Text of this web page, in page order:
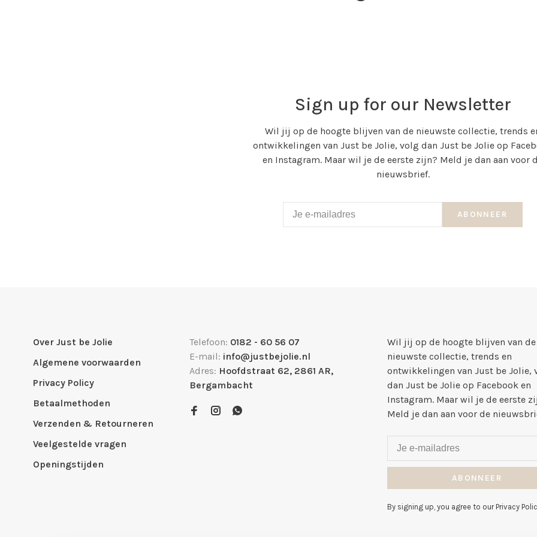
Sign up for our Newsletter
Wil jij op de hoogte blijven van de nieuwste collectie, trends
ontwikkelingen van Just be Jolie, volg dan Just be Jolie op
en Instagram. Maar wil je de eerste zijn? Meld je dan aan voor
nieuwsbrief.
ABONNEER
Over Just be Jolie
Algemene voorwaarden
Privacy Policy
Betaalmethoden
Verzenden & Retourneren
Veelgestelde vragen
Openingstijden
Telefoon: 0182 - 60 56 07
E-mail: info@justbejolie.nl
Adres: Hoofdstraat 62, 2861 AR,
Bergambacht
Wil jij op de hoogte blijven van de
nieuwste collectie, trends en
ontwikkelingen van Just be Jolie,
dan Just be Jolie op Facebook en
Instagram. Maar wil je de eerste
Meld je dan aan voor de
ABONNEER
By signing up, you agree to our Privacy